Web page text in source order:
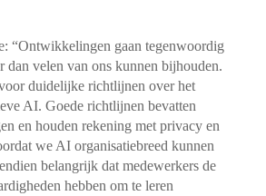
“Ontwikkelingen gaan tegenwoordig
dan velen van ons kunnen bijhouden.
duidelijke richtlijnen over het
AI. Goede richtlijnen bevatten
en houden rekening met privacy en
we AI organisatiebreed kunnen
belangrijk dat medewerkers de
hebben om te leren